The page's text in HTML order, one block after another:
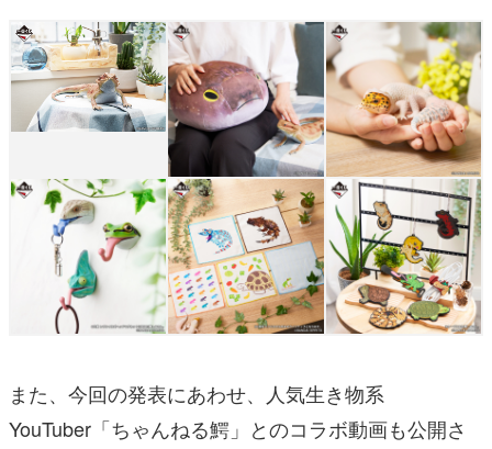
また、今回の発表にあわせ、人気生き物系
YouTuber「ちゃんねる鰐」とのコラボ動画も公開さ